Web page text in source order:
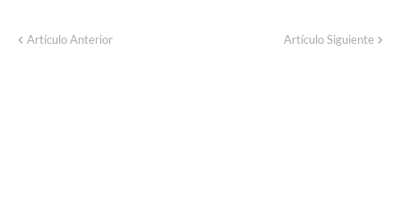
Artículo Anterior Artículo Siguiente